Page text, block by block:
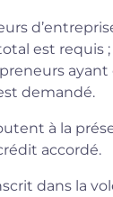
est requis ;
demandé.
à la
accordé.
dans la